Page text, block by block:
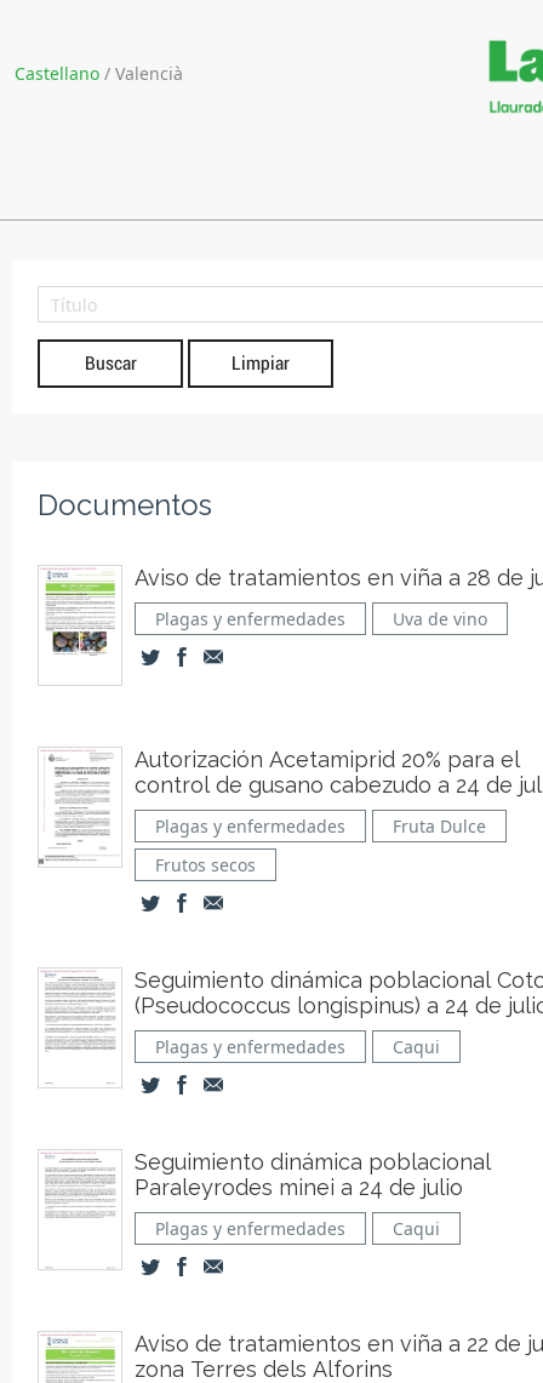
Castellano / Valencià
Limpiar
Documentos
Aviso de tratamientos en viña a 28 de
Plagas y enfermedades Uva de vino
Autorización Acetamiprid 20% para el
control de gusano cabezudo a 24 de
Plagas y enfermedades
Fruta Dulce
Frutos secos
Seguimiento dinámica poblacional
(Pseudococcus longispinus) a 24 de
Plagas y enfermedades Caqui
Seguimiento dinámica poblacional
Paraleyrodes minei a 24 de julio
Plagas y enfermedades Caqui
Aviso de tratamientos en viña a 22 de
zona Terres dels Alforins